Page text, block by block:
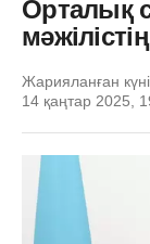
Орталық
Жарияланған
14 қаңтар 2025,